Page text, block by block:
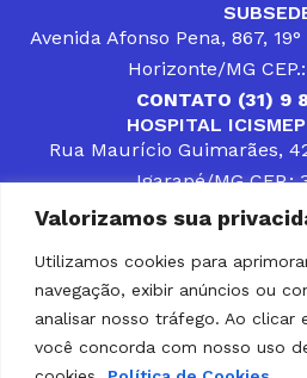
Valorizamos sua
Utilizamos cookies para
navegação, exibir anúncios ou
analisar nosso tráfego. Ao clicar
você concorda com nosso uso
Avenida Afonso Pena, 867,
Horizonte/MG
CONTATO (31) 9
HOSPITAL
Rua Maurício Guimarães,
Igarapé/MG CEP.:
CONTATOS (31) 3512-4400
DESENVOLVER SOLUÇÕES,
PÚBLICOS QUE
POPULAÇÃO DA REGIÃO
PARCEIRO DOS
SOLUÇÃO DE DIFICULDADES
GESTORES MUNICIPAIS, É
ICISMEP.